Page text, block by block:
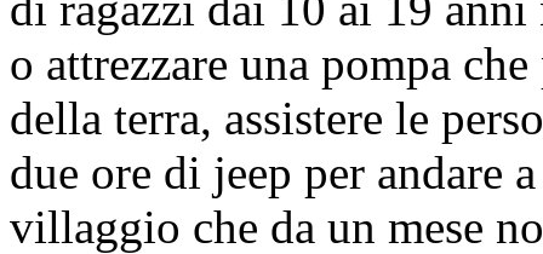
o attrezzare una pompa
della terra, assistere le
due ore di jeep per andare
villaggio che da un mese